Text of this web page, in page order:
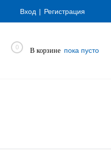
Вход Регистрация
0 В корзине пока пусто